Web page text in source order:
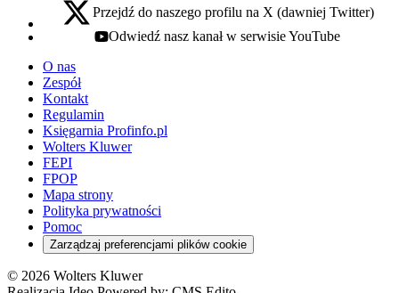
x - otwiera się w nowej karcie
Przejdź do naszego profilu na X (dawniej Twitter)
youtube - otwiera się w nowej karcie
Odwiedź nasz kanał w serwisie YouTube
O nas
Zespół
Kontakt
Regulamin
Księgarnia Profinfo.pl
Wolters Kluwer
FEPI
FPOP
Mapa strony
Polityka prywatności
Pomoc
Zarządzaj preferencjami plików cookie
© 2026 Wolters Kluwer